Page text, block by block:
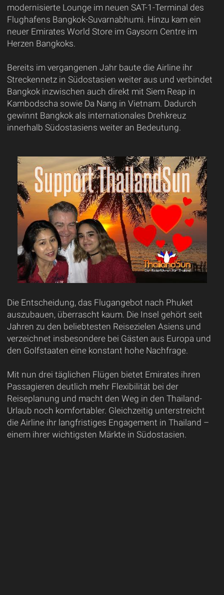
modernisierte Lounge im neuen SAT-1-Terminal des
Flughafens Bangkok-Suvarnabhumi. Hinzu kam ein
neuer Emirates World Store im Gaysorn Centre im
Herzen Bangkoks.
Bereits im vergangenen Jahr baute die Airline ihr
Streckennetz in Südostasien weiter aus und verbindet
Bangkok inzwischen auch direkt mit Siem Reap in
Kambodscha sowie Da Nang in Vietnam. Dadurch
gewinnt Bangkok als internationales Drehkreuz
innerhalb Südostasiens weiter an Bedeutung.
Die Entscheidung, das Flugangebot nach Phuket
auszubauen, überrascht kaum. Die Insel gehört seit
Jahren zu den beliebtesten Reisezielen Asiens und
verzeichnet insbesondere bei Gästen aus Europa und
den Golfstaaten eine konstant hohe Nachfrage.
Mit nun drei täglichen Flügen bietet Emirates ihren
Passagieren deutlich mehr Flexibilität bei der
Reiseplanung und macht den Weg in den Thailand-
Urlaub noch komfortabler. Gleichzeitig unterstreicht
die Airline ihr langfristiges Engagement in Thailand –
einem ihrer wichtigsten Märkte in Südostasien.